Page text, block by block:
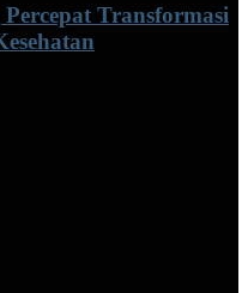
Transformasi